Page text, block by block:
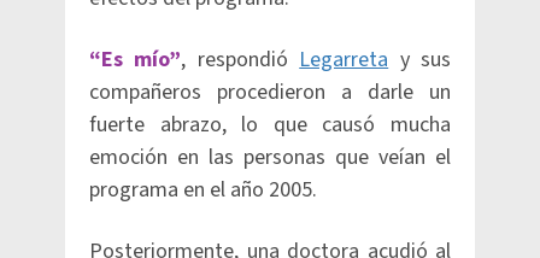
“Es mío”, respondióLegarretay sus
compañeros procedieron a darle un
fuerte abrazo, lo que causó mucha
emoción en las personas que veían el
programa en el año 2005.
Posteriormente, una doctora acudió al